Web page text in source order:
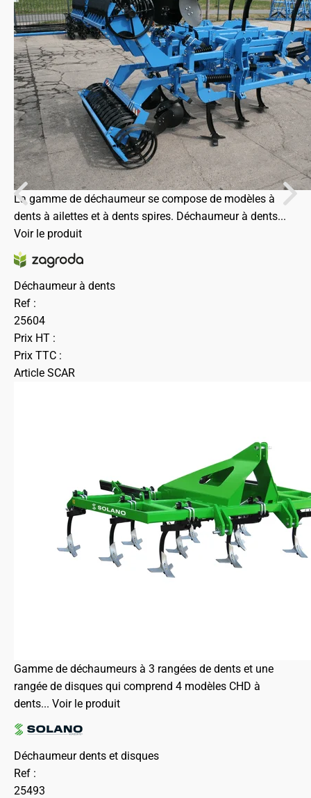
La gamme de déchaumeur se compose de modèles à
dents à ailettes et à dents spires. Déchaumeur à dents...
Voir le produit
Déchaumeur à dents
Ref :
25604
Prix HT :
Prix TTC :
Article SCAR
Gamme de déchaumeurs à 3 rangées de dents et une
rangée de disques qui comprend 4 modèles CHD à
dents... Voir le produit
Déchaumeur dents et disques
Ref :
25493